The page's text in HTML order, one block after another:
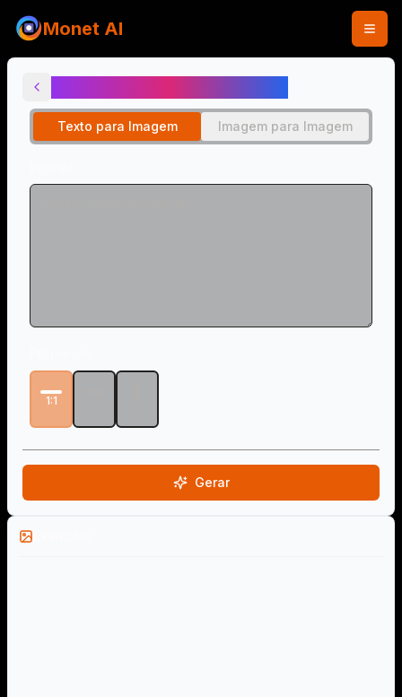
Monet AI
Texto para Imagem Imagem para Imagem
1:1
Gerar